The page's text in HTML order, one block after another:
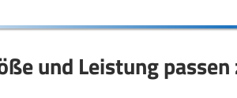
und Leistung